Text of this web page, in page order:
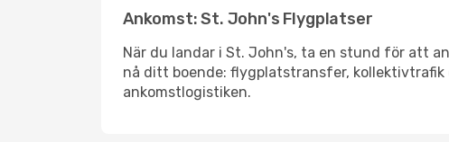
Ankomst: St. John's Flygplatser
När du landar i St. John's, ta en stund för att
nå ditt boende: flygplatstransfer,
ankomstlogistiken.